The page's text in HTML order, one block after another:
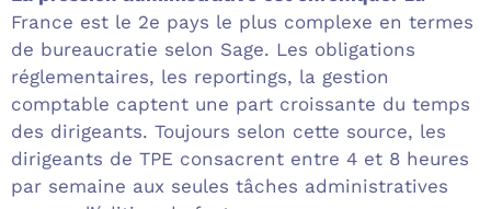
France est le 2e pays le plus complexe en termes
de bureaucratie selon Sage. Les obligations
réglementaires, les reportings, la gestion
comptable captent une part croissante du temps
des dirigeants. Toujours selon cette source, les
dirigeants de TPE consacrent entre 4 et 8 heures
par semaine aux seules tâches administratives